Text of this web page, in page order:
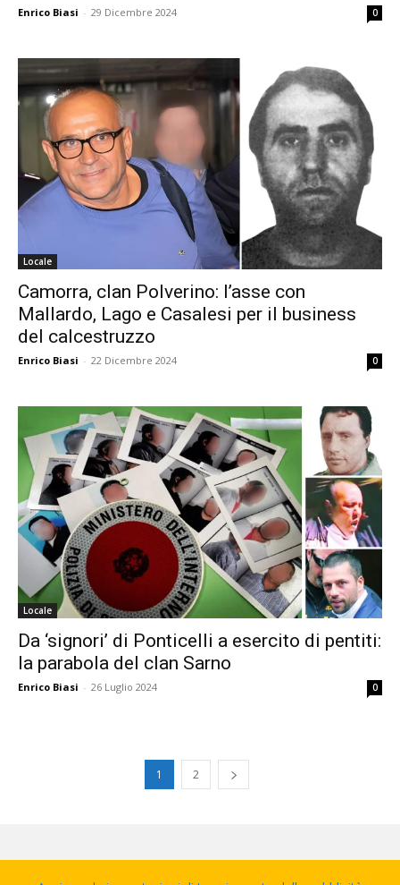
Enrico Biasi - 29 Dicembre 2024 0
Locale
Camorra, clan Polverino: l’asse con
Mallardo, Lago e Casalesi per il business
del calcestruzzo
Enrico Biasi - 22 Dicembre 2024 0
Locale
Da ‘signori’ di Ponticelli a esercito di pentiti:
la parabola del clan Sarno
Enrico Biasi - 26 Luglio 2024 0
1 2